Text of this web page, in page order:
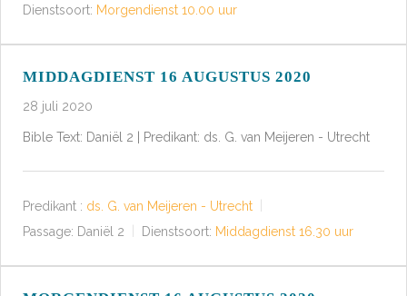
Dienstsoort: Morgendienst 10.00 uur
MIDDAGDIENST 16 AUGUSTUS 2020
28 juli 2020
Bible Text: Daniël 2 | Predikant: ds. G. van Meijeren - Utrecht
Predikant : ds. G. van Meijeren - Utrecht
Passage: Daniël 2 Dienstsoort: Middagdienst 16.30 uur